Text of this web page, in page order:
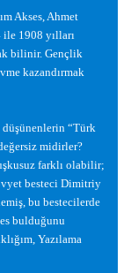
Akses, Ahmet
1908 yılları
bilinir. Gençlik
kazandırmak
düşünenlerin “Türk
ğersiz midirler?
şkusuz farklı olabilir;
besteci Dimitriy
ş, bu bestecilerde
bulduğunu
ğım, Yazılama